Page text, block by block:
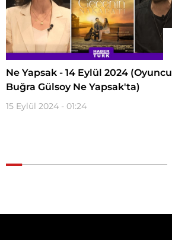
Ne Yapsak - 14 Eylül 2024 (Oyuncu
Buğra Gülsoy Ne Yapsak'ta)
15 Eylül 2024 - 01:24